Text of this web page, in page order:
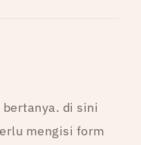
di sini
mengisi form